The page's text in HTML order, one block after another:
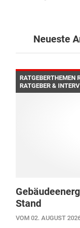
Neueste
RATGEBERTHEMEN
RATGEBER &
Stand
VOM 02. AUGUST